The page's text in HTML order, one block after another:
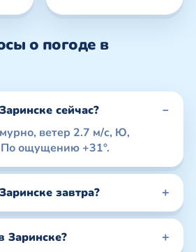
о погоде в
сейчас?
ветер 2.7 м/с, Ю,
ощущению +31°.
завтра?
Заринске?